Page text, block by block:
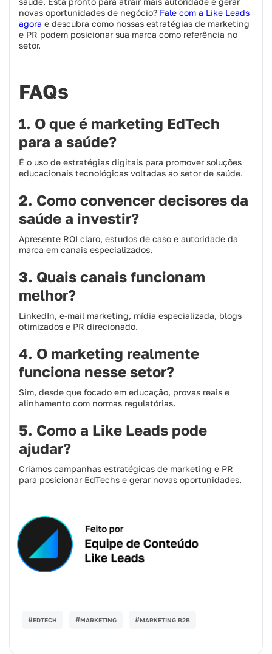
novas oportunidades de negócio? Fale com a Like Leads
agora e descubra como nossas estratégias de marketing
e PR podem posicionar sua marca como referência no
setor.
FAQs
1. O que é marketing EdTech
para a saúde?
É o uso de estratégias digitais para promover soluções
educacionais tecnológicas voltadas ao setor de saúde.
2. Como convencer decisores da
saúde a investir?
Apresente ROI claro, estudos de caso e autoridade da
marca em canais especializados.
3. Quais canais funcionam
melhor?
LinkedIn, e-mail marketing, mídia especializada, blogs
otimizados e PR direcionado.
4. O marketing realmente
funciona nesse setor?
Sim, desde que focado em educação, provas reais e
alinhamento com normas regulatórias.
5. Como a Like Leads pode
ajudar?
Criamos campanhas estratégicas de marketing e PR
para posicionar EdTechs e gerar novas oportunidades.
#EDTECH #MARKETING #MARKETING B2B